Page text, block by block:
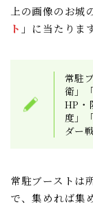
上の画像のお城
ト 」 に当たります
常駐
衛」
HP・
度」
ダー
常駐ブーストは
で、集めれば集